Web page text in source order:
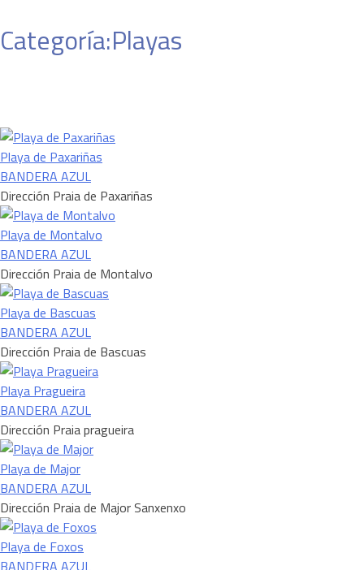
Categoría:Playas
Playa de Paxariñas
BANDERA AZUL
Dirección Praia de Paxariñas
Playa de Montalvo
BANDERA AZUL
Dirección Praia de Montalvo
Playa de Bascuas
BANDERA AZUL
Dirección Praia de Bascuas
Playa Pragueira
BANDERA AZUL
Dirección Praia pragueira
Playa de Major
BANDERA AZUL
Dirección Praia de Major Sanxenxo
Playa de Foxos
BANDERA AZUL